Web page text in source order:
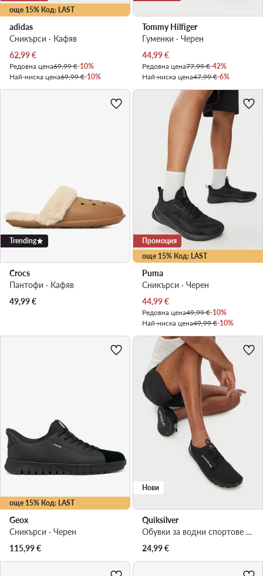
още 15% Код: LAST
adidas
Сникърси · Кафяв
Актуална цена
62,99€
Редовна цена69,99 €-10%
Най-ниска цена69,99 €-10%
Tommy Hilfiger
Гуменки · Черен
Актуална цена
44,99€
Редовна цена77,99 €-42%
Най-ниска цена47,99 €-6%
Trending
Crocs
Пантофи · Кафяв
49,99€
още 15% Код: LAST
Промоция
Puma
Сникърси · Черен
Актуална цена
44,99€
Редовна цена49,99 €-10%
Най-ниска цена49,99 €-10%
още 15% Код: LAST
Geox
Сникърси · Черен
115,99€
Нови
Quiksilver
Обувки за водни спортове MP80-26009 Черен
24,99€